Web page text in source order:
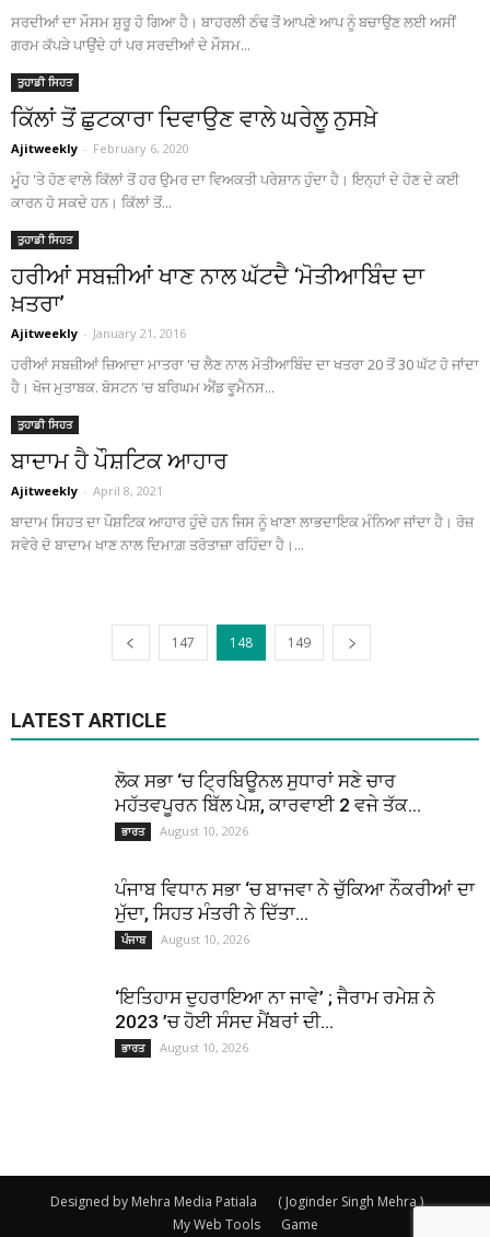
ਸਰਦੀਆਂ ਦਾ ਮੌਸਮ ਸ਼ੁਰੂ ਹੋ ਗਿਆ ਹੈ। ਬਾਹਰਲੀ ਠੰਢ ਤੋਂ ਆਪਣੇ ਆਪ ਨੂੰ ਬਚਾਉਣ ਲਈ ਅਸੀਂ
ਗਰਮ ਕੱਪੜੇ ਪਾਉਂਦੇ ਹਾਂ ਪਰ ਸਰਦੀਆਂ ਦੇ ਮੌਸਮ...
ਤੁਹਾਡੀ ਸਿਹਤ
ਕਿੱਲਾਂ ਤੋਂ ਛੁਟਕਾਰਾ ਦਿਵਾਉਣ ਵਾਲੇ ਘਰੇਲੂ ਨੁਸਖ਼ੇ
Ajitweekly - February 6, 2020
ਮੂੰਹ 'ਤੇ ਹੋਣ ਵਾਲੇ ਕਿੱਲਾਂ ਤੋਂ ਹਰ ਉਮਰ ਦਾ ਵਿਅਕਤੀ ਪਰੇਸ਼ਾਨ ਹੁੰਦਾ ਹੈ। ਇਨ੍ਹਾਂ ਦੇ ਹੋਣ ਦੇ ਕਈ
ਕਾਰਨ ਹੋ ਸਕਦੇ ਹਨ। ਕਿੱਲਾਂ ਤੋਂ...
ਤੁਹਾਡੀ ਸਿਹਤ
ਹਰੀਆਂ ਸਬਜ਼ੀਆਂ ਖਾਣ ਨਾਲ ਘੱਟਦੈ ‘ਮੋਤੀਆਬਿੰਦ ਦਾ
ਖ਼ਤਰਾ’
Ajitweekly - January 21, 2016
ਹਰੀਆਂ ਸਬਜ਼ੀਆਂ ਜ਼ਿਆਦਾ ਮਾਤਰਾ 'ਚ ਲੈਣ ਨਾਲ ਮੋਤੀਆਬਿੰਦ ਦਾ ਖਤਰਾ 20 ਤੋਂ 30 ਘੱਟ ਹੋ ਜਾਂਦਾ
ਹੈ। ਖੋਜ ਮੁਤਾਬਕ. ਬੋਸਟਨ 'ਚ ਬਰਿਘਮ ਐਂਡ ਵੂਮੈਨਸ...
ਤੁਹਾਡੀ ਸਿਹਤ
ਬਾਦਾਮ ਹੈ ਪੌਸ਼ਟਿਕ ਆਹਾਰ
Ajitweekly - April 8, 2021
ਬਾਦਾਮ ਸਿਹਤ ਦਾ ਪੌਸ਼ਟਿਕ ਆਹਾਰ ਹੁੰਦੇ ਹਨ ਜਿਸ ਨੂੰ ਖਾਣਾ ਲਾਭਦਾਇਕ ਮੰਨਿਆ ਜਾਂਦਾ ਹੈ। ਰੋਜ਼
ਸਵੇਰੇ ਦੋ ਬਾਦਾਮ ਖਾਣ ਨਾਲ ਦਿਮਾਗ਼ ਤਰੋਤਾਜ਼ਾ ਰਹਿੰਦਾ ਹੈ।...
147 148 149
LATEST ARTICLE
ਲੋਕ ਸਭਾ ‘ਚ ਟ੍ਰਿਬਿਊਨਲ ਸੁਧਾਰਾਂ ਸਣੇ ਚਾਰ
ਮਹੱਤਵਪੂਰਨ ਬਿੱਲ ਪੇਸ਼, ਕਾਰਵਾਈ 2 ਵਜੇ ਤੱਕ...
ਭਾਰਤ August 10, 2026
ਪੰਜਾਬ ਵਿਧਾਨ ਸਭਾ ‘ਚ ਬਾਜਵਾ ਨੇ ਚੁੱਕਿਆ ਨੌਕਰੀਆਂ ਦਾ
ਮੁੱਦਾ, ਸਿਹਤ ਮੰਤਰੀ ਨੇ ਦਿੱਤਾ...
ਪੰਜਾਬ August 10, 2026
‘ਇਤਿਹਾਸ ਦੁਹਰਾਇਆ ਨਾ ਜਾਵੇ’ ; ਜੈਰਾਮ ਰਮੇਸ਼ ਨੇ
2023 ’ਚ ਹੋਈ ਸੰਸਦ ਮੈਂਬਰਾਂ ਦੀ...
ਭਾਰਤ August 10, 2026
Designed by Mehra Media Patiala
( Joginder Singh Mehra )
My Web Tools
Game